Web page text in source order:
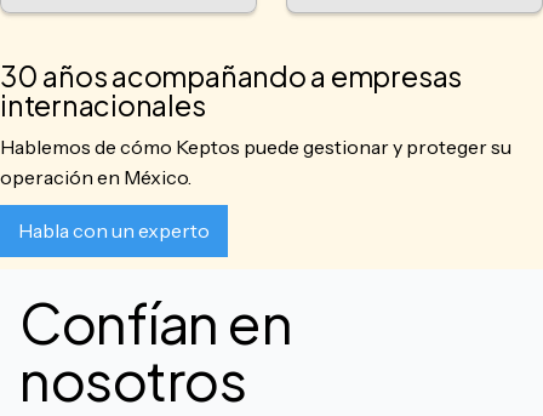
30 años acompañando a empresas
internacionales
Hablemos de cómo Keptos puede gestionar y proteger su
operación en México.
Habla con un experto
Confían en
nosotros